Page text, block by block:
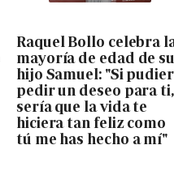
Raquel Bollo celebra
mayoría de edad de
hijo Samuel: "Si
pedir un deseo para ti,
sería que la vida te
hiciera tan feliz como
tú me has hecho a mí"